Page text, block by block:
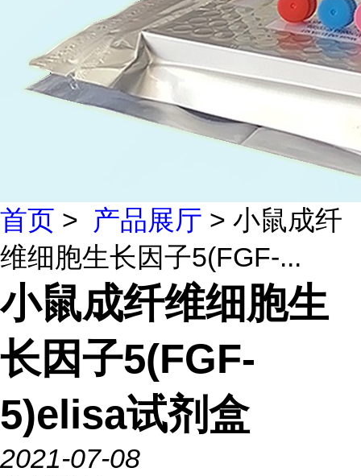
首页 > 产品展厅 > 小鼠成纤
维细胞生长因子5(FGF-...
小鼠成纤维细胞生
长因子5(FGF-
5)elisa试剂盒
2021-07-08